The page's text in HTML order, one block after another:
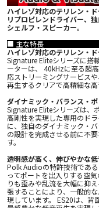
ハイレゾ対応のテリレン・
リプロピレンドライバー、
シェルフ・スピーカー。
■ 主な特長
ハイレゾ対応のテリレン・
Signature Eliteシリーズに搭
ーターは、 40kHzに至る超
応ストリーミングサービス
再生するクリアで高精細な高
ダイナミック・バランス・
Signature Eliteシリーズは、
高剛性を実現した専用のド
に、独自のダイナミック・
の設計を完成させる前に不
す。
透明感が高く、伸びやかな
Polk Audioの特許技術であ
ってポートを出入りする空
りも歪みや乱流を大幅に抑
張することにより、一般的
現しています。 ES20は、背